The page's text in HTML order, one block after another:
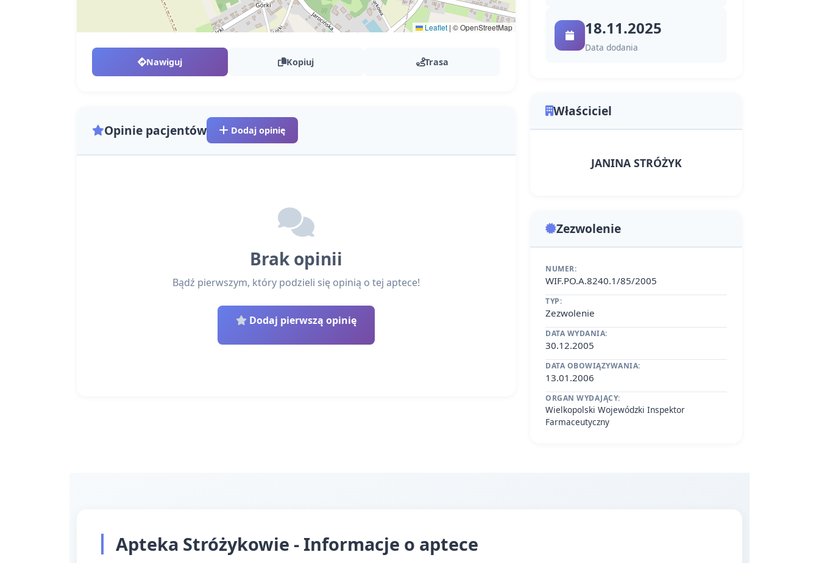
Leaflet | © OpenStreetMap
Nawiguj Kopiuj Trasa
Opinie pacjentów Dodaj opinię
Brak opinii
Bądź pierwszym, który podzieli się opinią o tej aptece!
Dodaj pierwszą opinię
18.11.2025
Data dodania
Właściciel
JANINA STRÓŻYK
Zezwolenie
NUMER:
WIF.PO.A.8240.1/85/2005
TYP:
Zezwolenie
DATA WYDANIA:
30.12.2005
DATA OBOWIĄZYWANIA:
13.01.2006
ORGAN WYDAJĄCY:
Wielkopolski Wojewódzki Inspektor
Farmaceutyczny
Apteka Stróżykowie - Informacje o aptece